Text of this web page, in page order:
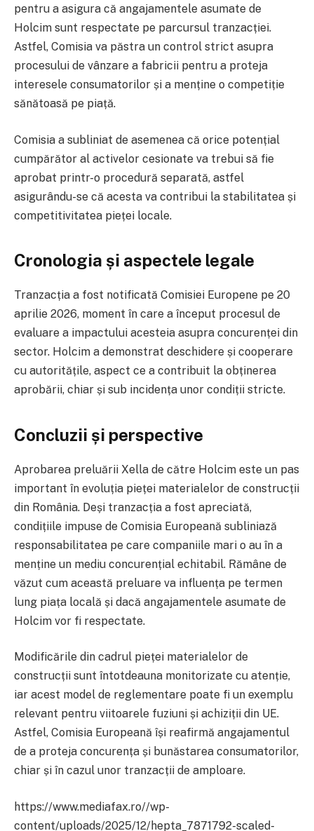
pentru a asigura că angajamentele asumate de
Holcim sunt respectate pe parcursul tranzacției.
Astfel, Comisia va păstra un control strict asupra
procesului de vânzare a fabricii pentru a proteja
interesele consumatorilor și a menține o competiție
sănătoasă pe piață.
Comisia a subliniat de asemenea că orice potențial
cumpărător al activelor cesionate va trebui să fie
aprobat printr-o procedură separată, astfel
asigurându-se că acesta va contribui la stabilitatea și
competitivitatea pieței locale.
Cronologia și aspectele legale
Tranzacția a fost notificată Comisiei Europene pe 20
aprilie 2026, moment în care a început procesul de
evaluare a impactului acesteia asupra concurenței din
sector. Holcim a demonstrat deschidere și cooperare
cu autoritățile, aspect ce a contribuit la obținerea
aprobării, chiar și sub incidența unor condiții stricte.
Concluzii și perspective
Aprobarea preluării Xella de către Holcim este un pas
important în evoluția pieței materialelor de construcții
din România. Deși tranzacția a fost apreciată,
condițiile impuse de Comisia Europeană subliniază
responsabilitatea pe care companiile mari o au în a
menține un mediu concurențial echitabil. Rămâne de
văzut cum această preluare va influența pe termen
lung piața locală și dacă angajamentele asumate de
Holcim vor fi respectate.
Modificările din cadrul pieței materialelor de
construcții sunt întotdeauna monitorizate cu atenție,
iar acest model de reglementare poate fi un exemplu
relevant pentru viitoarele fuziuni și achiziții din UE.
Astfel, Comisia Europeană își reafirmă angajamentul
de a proteja concurența și bunăstarea consumatorilor,
chiar și în cazul unor tranzacții de amploare.
https://www.mediafax.ro//wp-
content/uploads/2025/12/hepta_7871792-scaled-